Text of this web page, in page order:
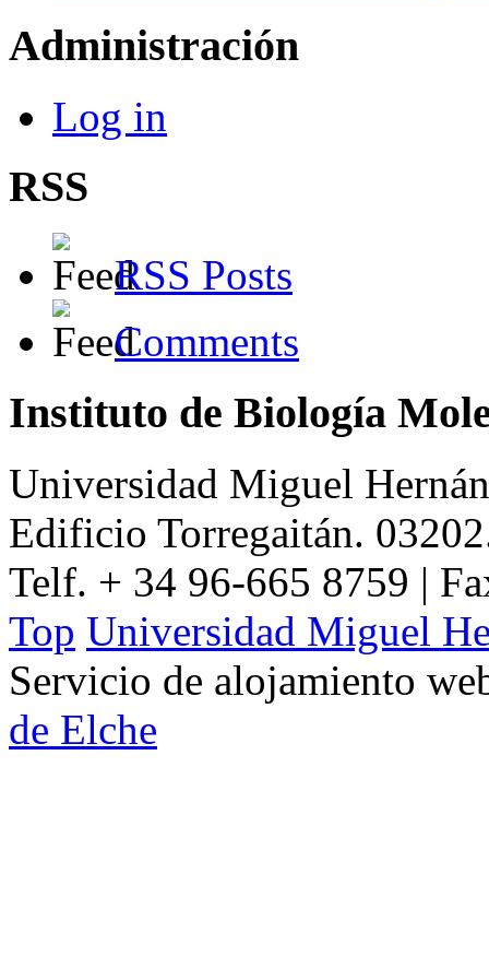
Administración
Log in
RSS
RSS Posts
Comments
Instituto de Biología
Universidad Miguel
Edificio Torregaitán.
Telf. + 34 96-665 8759 |
Top Universidad Miguel
Servicio de alojamiento
de Elche